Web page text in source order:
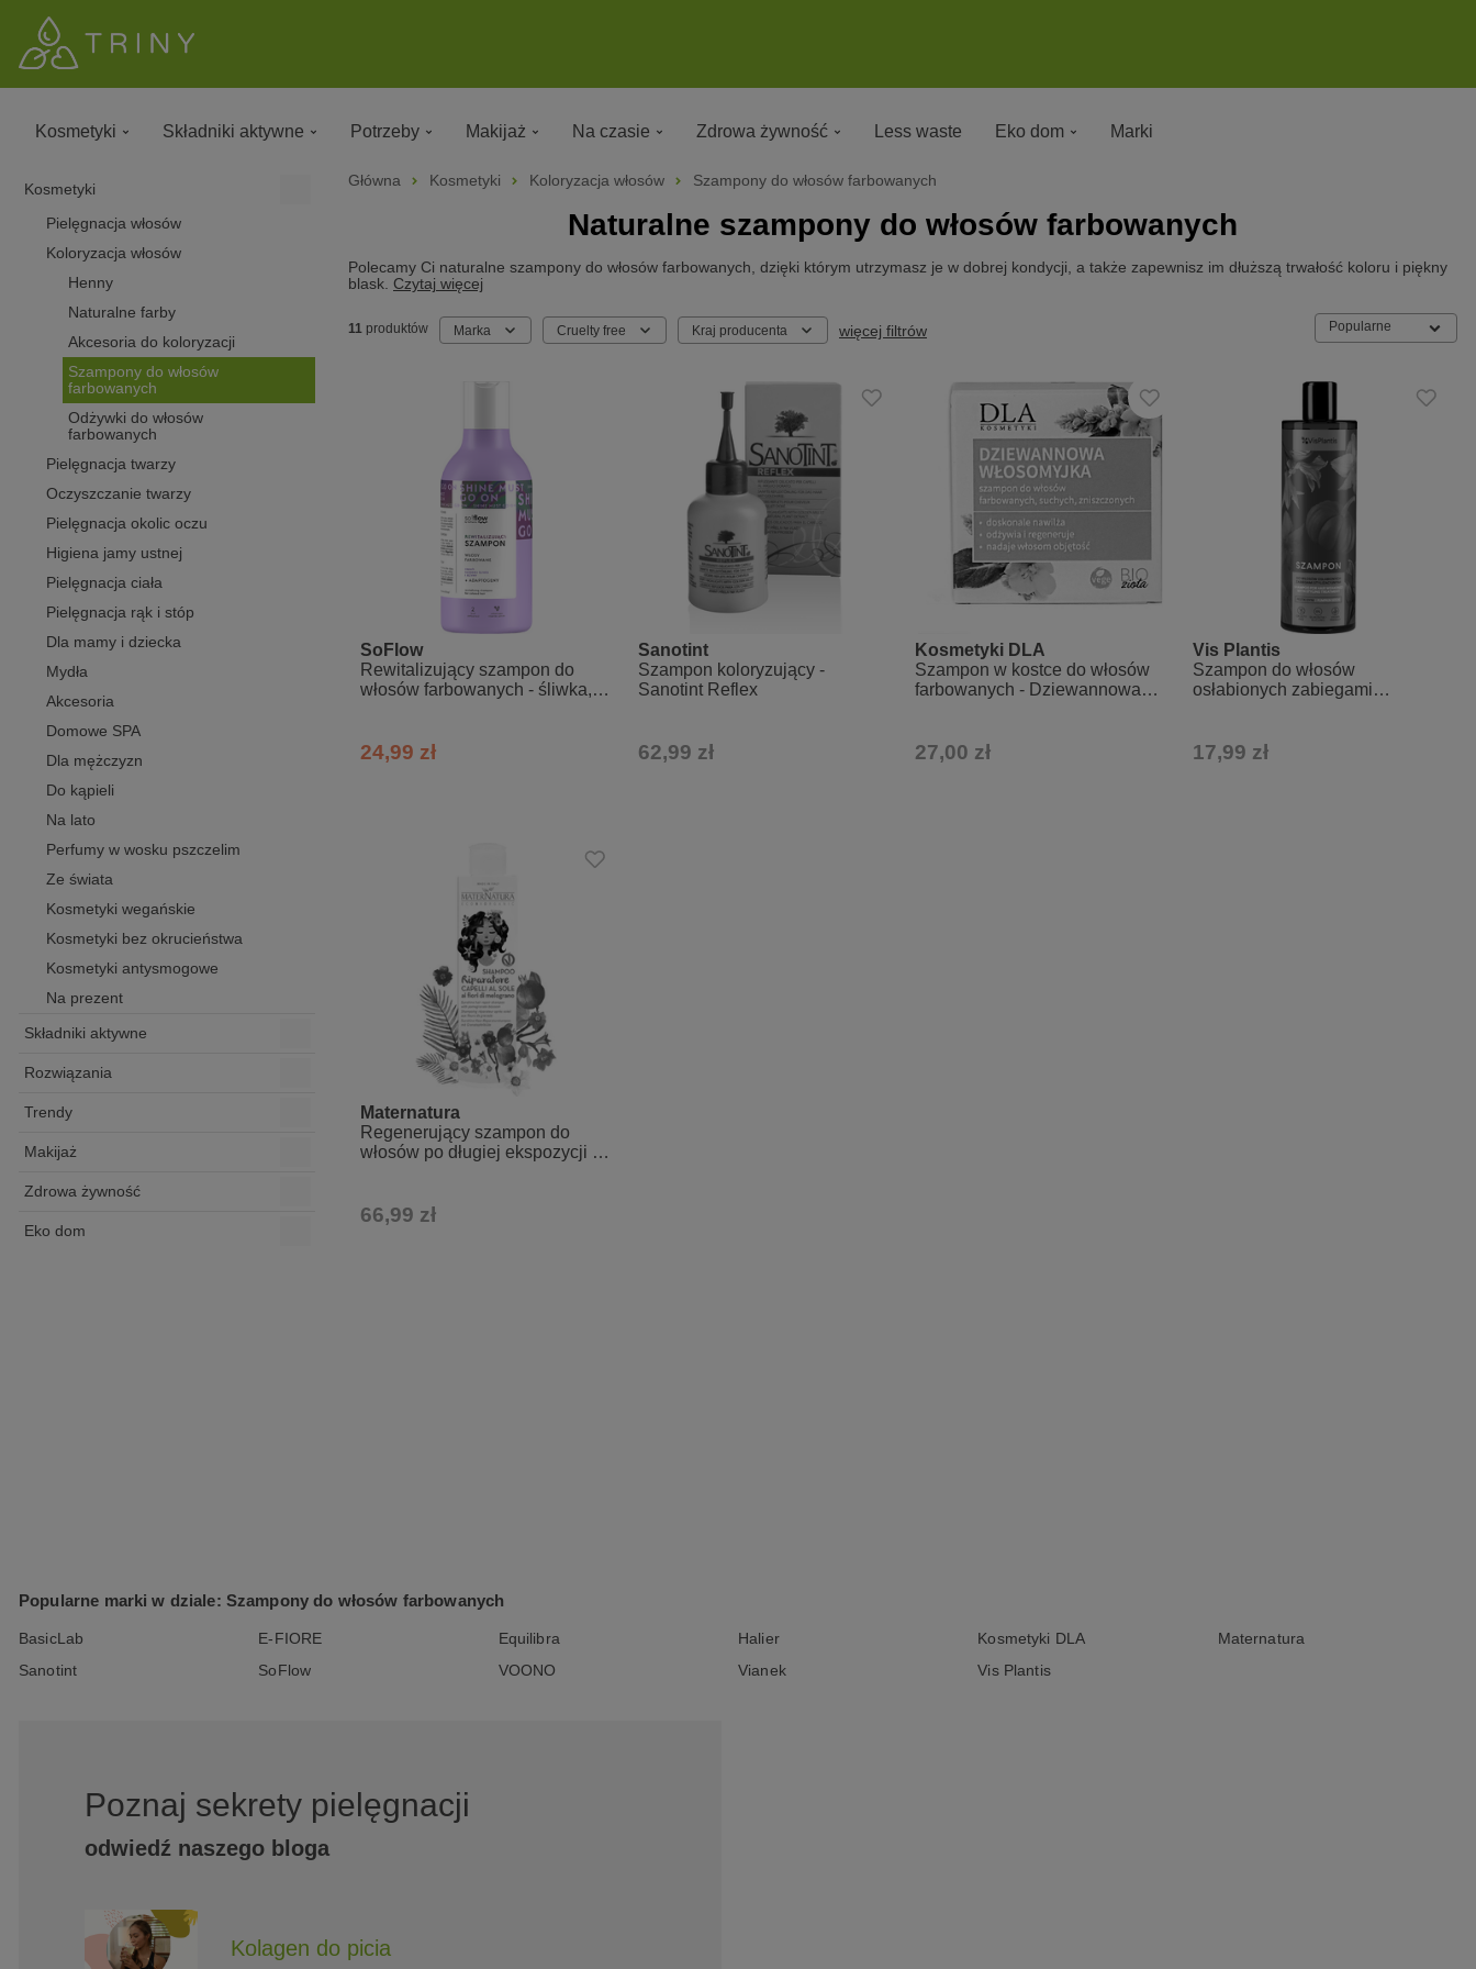
Kosmetyki Składniki aktywne Potrzeby Makijaż Na czasie Zdrowa żywność Less waste Eko dom Marki
Kosmetyki
Pielęgnacja włosów
Koloryzacja włosów
Henny
Naturalne farby
Akcesoria do koloryzacji
Szampony do włosów
farbowanych
Odżywki do włosów
farbowanych
Pielęgnacja twarzy
Oczyszczanie twarzy
Pielęgnacja okolic oczu
Higiena jamy ustnej
Pielęgnacja ciała
Pielęgnacja rąk i stóp
Dla mamy i dziecka
Mydła
Akcesoria
Domowe SPA
Dla mężczyzn
Do kąpieli
Na lato
Perfumy w wosku pszczelim
Ze świata
Kosmetyki wegańskie
Kosmetyki bez okrucieństwa
Kosmetyki antysmogowe
Na prezent
Składniki aktywne
Rozwiązania
Trendy
Makijaż
Zdrowa żywność
Eko dom
Główna Kosmetyki Koloryzacja włosów Szampony do włosów farbowanych
Naturalne szampony do włosów farbowanych
Polecamy Ci naturalne szampony do włosów farbowanych, dzięki którym utrzymasz je w dobrej kondycji, a także zapewnisz im dłuższą trwałość koloru i piękny
blask. Czytaj więcej
11 produktów Marka Cruelty free Kraj producenta więcej filtrów Popularne
SoFlow
Rewitalizujący szampon do
włosów farbowanych - śliwka,
24,99 zł
Sanotint
Szampon koloryzujący -
Sanotint Reflex
62,99 zł
Kosmetyki DLA
Szampon w kostce do włosów
farbowanych - Dziewannowa
27,00 zł
Vis Plantis
Szampon do włosów
osłabionych zabiegami
17,99 zł
Maternatura
Regenerujący szampon do
włosów po długiej ekspozycji na
66,99 zł
Popularne marki w dziale: Szampony do włosów farbowanych
BasicLab E-FIORE Equilibra Halier Kosmetyki DLA
Maternatura
Sanotint
SoFlow VOONO Vianek Vis Plantis
Poznaj sekrety pielęgnacji
odwiedź naszego bloga
Kolagen do picia